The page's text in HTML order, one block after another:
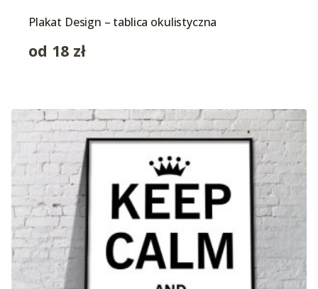
Plakat Design – tablica okulistyczna
od 18 zł